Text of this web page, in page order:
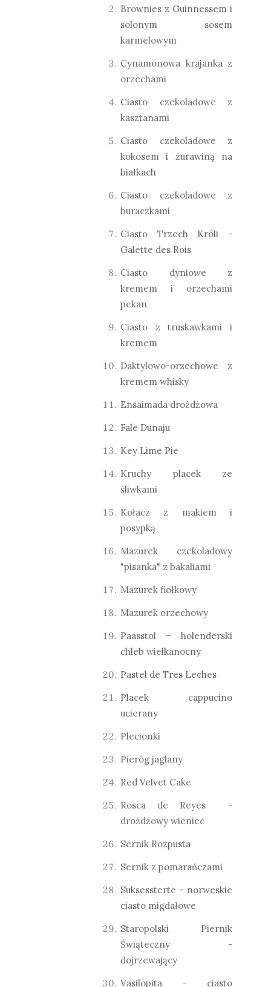
Brownies z Guinnessem i
solonym sosem
karmelowym
Cynamonowa krajanka z
orzechami
Ciasto czekoladowe z
kasztanami
Ciasto czekoladowe z
kokosem i żurawiną na
białkach
Ciasto czekoladowe z
buraczkami
Ciasto Trzech Króli -
Galette des Rois
Ciasto dyniowe z
kremem i orzechami
pekan
Ciasto z truskawkami i
kremem
Daktylowo-orzechowe z
kremem whisky
Ensaimada drożdżowa
Fale Dunaju
Key Lime Pie
Kruchy placek ze
śliwkami
Kołacz z makiem i
posypką
Mazurek czekoladowy
"pisanka" z bakaliami
Mazurek fiołkowy
Mazurek orzechowy
Paasstol – holenderski
chleb wielkanocny
Pastel de Tres Leches
Placek cappucino
ucierany
Plecionki
Pieróg jaglany
Red Velvet Cake
Rosca de Reyes -
drożdżowy wieniec
Sernik Rozpusta
Sernik z pomarańczami
Suksessterte - norweskie
ciasto migdałowe
Staropolski Piernik
Świąteczny -
dojrzewający
Vasilopita - ciasto